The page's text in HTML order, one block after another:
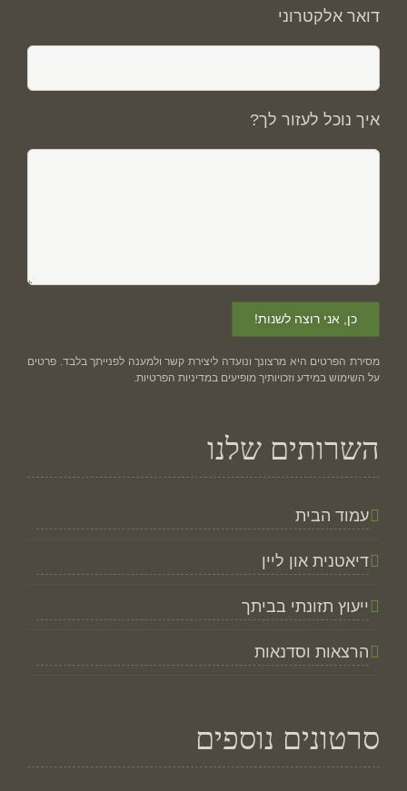
דואר אלקטרוני
איך נוכל לעזור לך?
מסירת הפרטים היא מרצונך ונועדה ליצירת קשר ולמענה לפנייתך בלבד. פרטים
על השימוש במידע וזכויותיך מופיעים במדיניות הפרטיות.
השרותים שלנו
עמוד הבית
דיאטנית און ליין
ייעוץ תזונתי בביתך
הרצאות וסדנאות
סרטונים נוספים